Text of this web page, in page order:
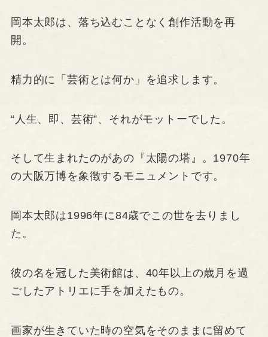
岡本太郎は、落ち込むことなく創作活動を再
開。
精力的に「芸術とは何か」を追求します。
“人生、即、芸術”、それがモットーでした。
そして生まれたのがあの『太陽の塔』。1970年
の大阪万博を象徴するモニュメントです。
岡本太郎は1996年に84歳でこの世を去りまし
た。
彼の名を冠した美術館は、40年以上の歳月を過
ごしたアトリエに手を加えたもの。
画家が生きていた時の空気をそのままに留めて